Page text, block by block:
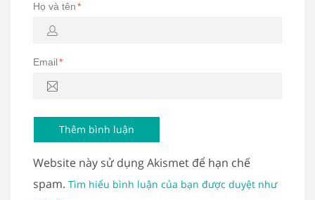
Họ và tên*
Email*
Website này sử dụng Akismet để hạn chế
spam. Tìm hiểu bình luận của bạn được duyệt như